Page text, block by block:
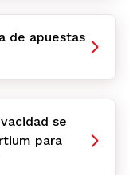
de apuestas
se
para